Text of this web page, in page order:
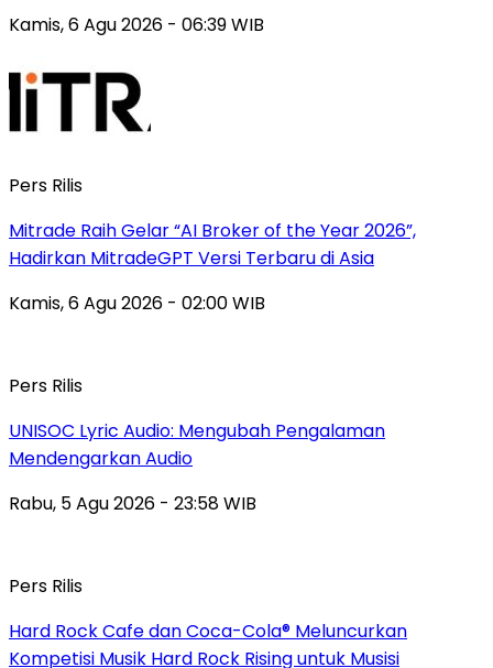
Kamis, 6 Agu 2026 - 06:39 WIB
Pers Rilis
Mitrade Raih Gelar “AI Broker of the Year 2026”,
Hadirkan MitradeGPT Versi Terbaru di Asia
Kamis, 6 Agu 2026 - 02:00 WIB
Pers Rilis
UNISOC Lyric Audio: Mengubah Pengalaman
Mendengarkan Audio
Rabu, 5 Agu 2026 - 23:58 WIB
Pers Rilis
Hard Rock Cafe dan Coca-Cola® Meluncurkan
Kompetisi Musik Hard Rock Rising untuk Musisi